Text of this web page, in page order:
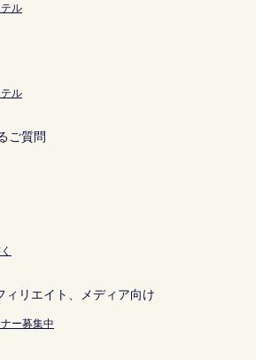
ル
ル
ご質問
ィリエイト、メディア向け
ー募集中